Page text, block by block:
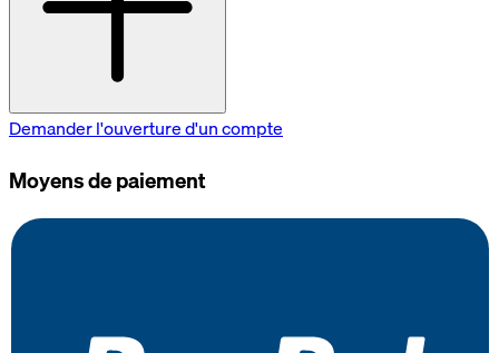
Demander l'ouverture d'un compte
Moyens de paiement